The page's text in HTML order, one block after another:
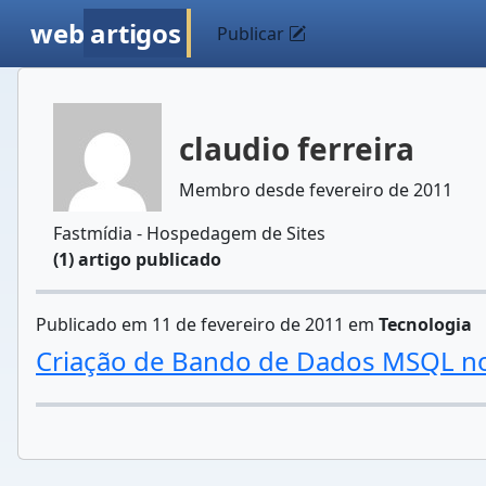
web artigos Publicar
claudio ferreira
Membro desde fevereiro de 2011
Fastmídia - Hospedagem de Sites
(1) artigo publicado
Publicado em 11 de fevereiro de 2011 em Tecnologia
Criação de Bando de Dados MSQL